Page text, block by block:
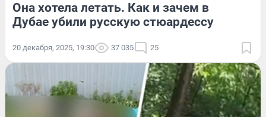
Она хотела летать. Как и зачем в
Дубае убили русскую стюардессу
20 декабря, 2025, 19:30 37 035 25